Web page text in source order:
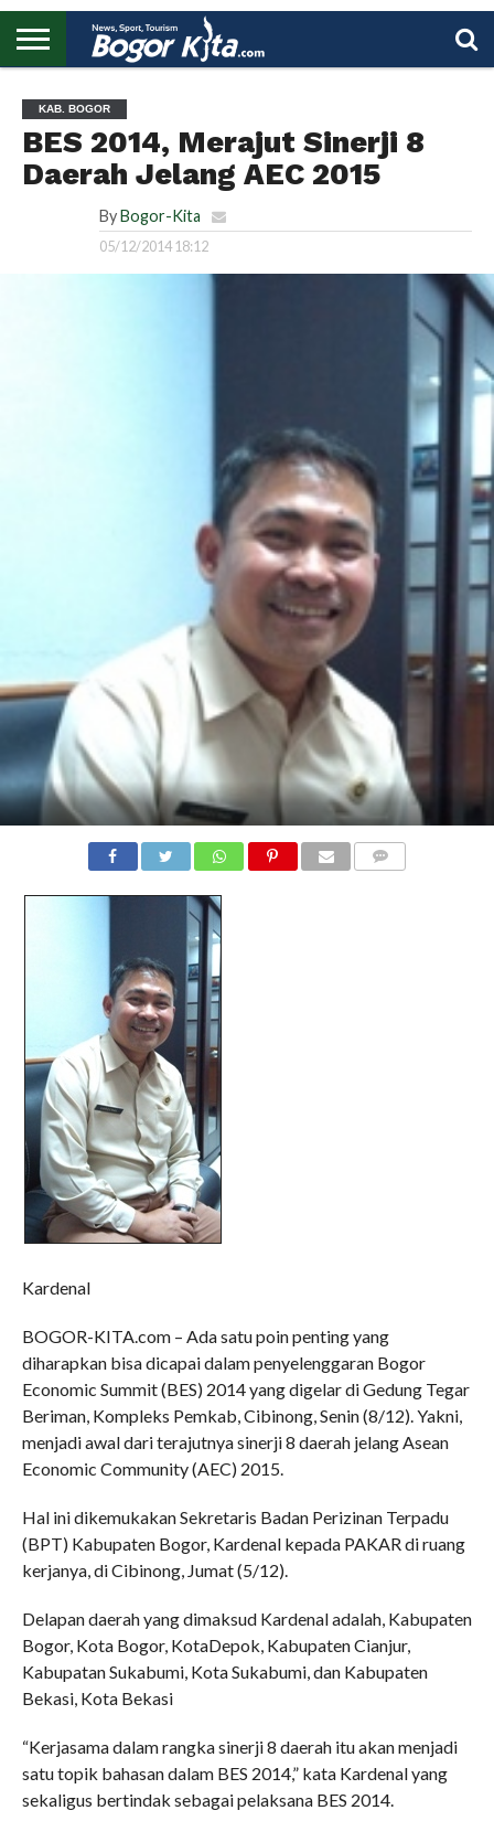
UTAMA
KAB. BOGOR
BES 2014, Merajut Sinerji 8
Daerah Jelang AEC 2015
By Bogor-Kita
05/12/2014 18:12
Kardenal
BOGOR-KITA.com – Ada satu poin penting yang
diharapkan bisa dicapai dalam penyelenggaran Bogor
Economic Summit (BES) 2014 yang digelar di Gedung Tegar
Beriman, Kompleks Pemkab, Cibinong, Senin (8/12). Yakni,
menjadi awal dari terajutnya sinerji 8 daerah jelang Asean
Economic Community (AEC) 2015.
Hal ini dikemukakan Sekretaris Badan Perizinan Terpadu
(BPT) Kabupaten Bogor, Kardenal kepada PAKAR di ruang
kerjanya, di Cibinong, Jumat (5/12).
Delapan daerah yang dimaksud Kardenal adalah, Kabupaten
Bogor, Kota Bogor, KotaDepok, Kabupaten Cianjur,
Kabupatan Sukabumi, Kota Sukabumi, dan Kabupaten
Bekasi, Kota Bekasi
“Kerjasama dalam rangka sinerji 8 daerah itu akan menjadi
satu topik bahasan dalam BES 2014,” kata Kardenal yang
sekaligus bertindak sebagai pelaksana BES 2014.